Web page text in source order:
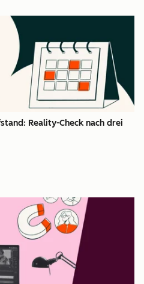
Reality-Check nach drei